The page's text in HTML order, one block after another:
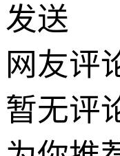
发送
网友评
暂无评